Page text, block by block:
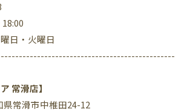
日・火曜日
常滑店】
常滑市中椎田24-12